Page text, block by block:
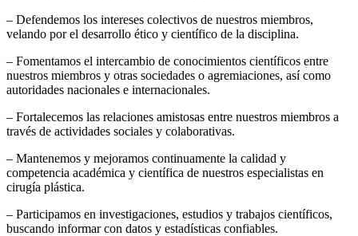
– Defendemos los intereses colectivos de nuestros miembros,
velando por el desarrollo ético y científico de la disciplina.
– Fomentamos el intercambio de conocimientos científicos entre
nuestros miembros y otras sociedades o agremiaciones, así como
autoridades nacionales e internacionales.
– Fortalecemos las relaciones amistosas entre nuestros miembros a
través de actividades sociales y colaborativas.
– Mantenemos y mejoramos continuamente la calidad y
competencia académica y científica de nuestros especialistas en
cirugía plástica.
– Participamos en investigaciones, estudios y trabajos científicos,
buscando informar con datos y estadísticas confiables.